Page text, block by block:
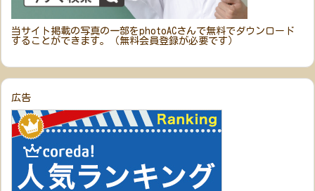
当サイト掲載の写真の一部をphotoACさんで無料でダウンロード
することができます。（無料会員登録が必要です）
広告